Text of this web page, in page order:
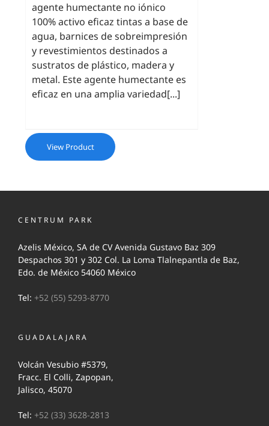
agente humectante no iónico
100% activo eficaz tintas a base de
agua, barnices de sobreimpresión
y revestimientos destinados a
sustratos de plástico, madera y
metal. Este agente humectante es
eficaz en una amplia variedad[...]
View Product
CENTRUM PARK
Azelis México, SA de CV Avenida Gustavo Baz 309
Despachos 301 y 302 Col. La Loma Tlalnepantla de Baz,
Edo. de México 54060 México
Tel: +52 (55) 5293-8770
GUADALAJARA
Volcán Vesubio #5379,
Fracc. El Colli, Zapopan,
Jalisco, 45070
Tel: +52 (33) 3628-2813